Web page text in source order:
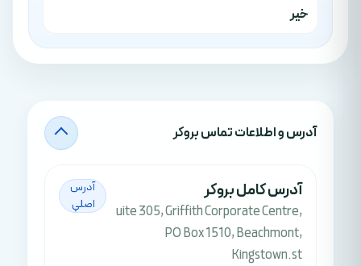
خیر
آدرس‌ و اطلاعات تماس بروکر
آدرس کامل بروکر
uite 305, Griffith Corporate Centre,
PO Box 1510, Beachmont,
Kingstown.st
آدرس
اصلي